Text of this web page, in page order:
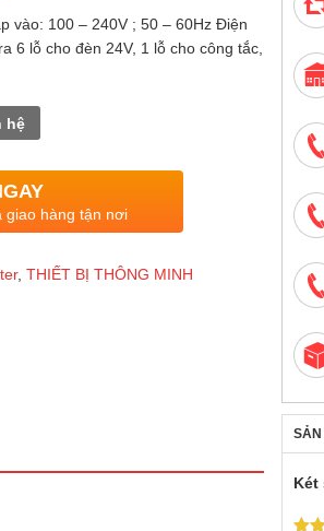
hiện
tại
561.000 ₫.
vào: 100 – 240V ; 50 – 60Hz Điện
6 lỗ cho đèn 24V, 1 lỗ cho công tắc,
hệ
giao hàng tận nơi
, THIẾT BỊ THÔNG MINH
Két